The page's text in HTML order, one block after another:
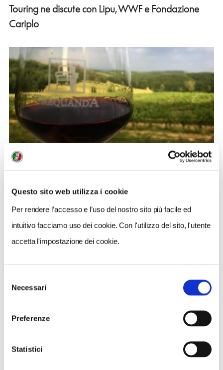
Questo sito web utilizza i cookie
Per rendere l’accesso e l’uso del nostro sito più facile ed
intuitivo facciamo uso dei cookie. Con l'utilizzo del sito, l'utente
accetta l'impostazione dei cookie.
delNecessari
Preferenze
Statistici
Touring ne discute con Lipu, WWF e Fondazione
Cariplo
Il Picnic alla Quercia: a Trequanda l’aperitivo si
gusta tra i campi di grano
2